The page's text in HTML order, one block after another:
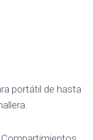
portátil de hasta